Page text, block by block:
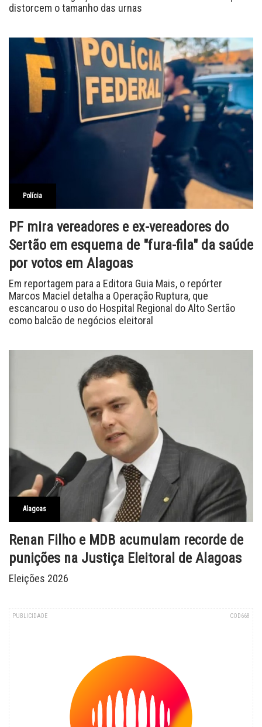
distorcem o tamanho das urnas
Polícia
PF mira vereadores e ex-vereadores do
Sertão em esquema de "fura-fila" da saúde
por votos em Alagoas
Em reportagem para a Editora Guia Mais, o repórter
Marcos Maciel detalha a Operação Ruptura, que
escancarou o uso do Hospital Regional do Alto Sertão
como balcão de negócios eleitoral
Alagoas
Renan Filho e MDB acumulam recorde de
punições na Justiça Eleitoral de Alagoas
Eleições 2026
PUBLICIDADE COD668